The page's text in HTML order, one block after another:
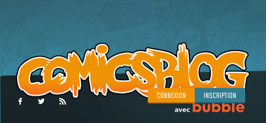
CONNEXION INSCRIPTION